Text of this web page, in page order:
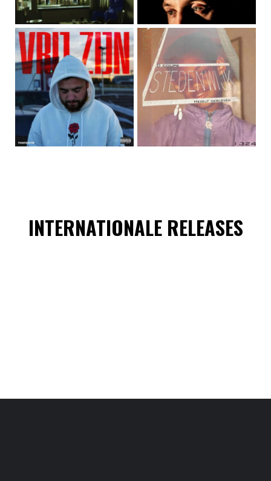
INTERNATIONALE RELEASES